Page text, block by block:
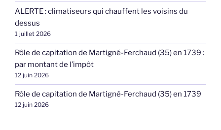
ALERTE : climatiseurs qui chauffent les voisins du
dessus
1 juillet 2026
Rôle de capitation de Martigné-Ferchaud (35) en 1739 :
par montant de l’impôt
12 juin 2026
Rôle de capitation de Martigné-Ferchaud (35) en 1739
12 juin 2026